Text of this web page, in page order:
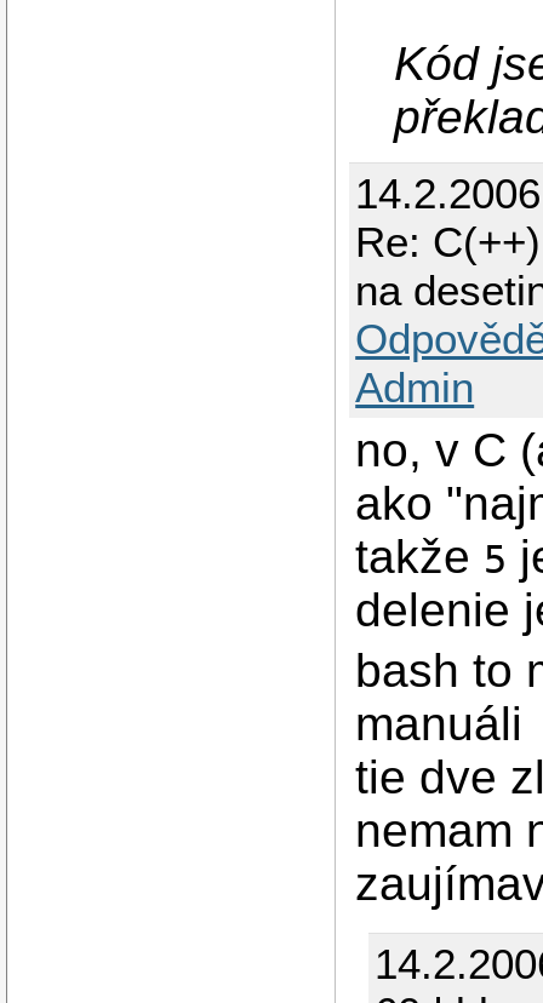
Kód
Re:
na
Admin
no, v C
ako
takže 5
delenie
bash to
manuáli
tie dve
nemam